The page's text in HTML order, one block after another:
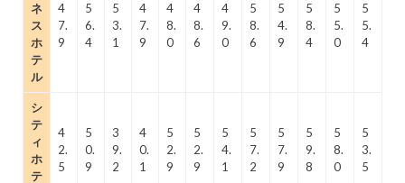
ネ
ス
ホ
テ
ル
4
7.
9
5
6.
4
5
3.
1
4
7.
9
4
8.
0
4
8.
6
4
9.
0
5
8.
6
5
4.
9
5
8.
4
5
5.
0
5
5.
4
シ
テ
ィ
ホ
テ
4
2.
5
5
0.
9
3
9.
2
4
0.
1
5
2.
9
5
2.
9
5
4.
1
5
7.
2
5
7.
9
5
9.
8
5
8.
0
5
3.
5